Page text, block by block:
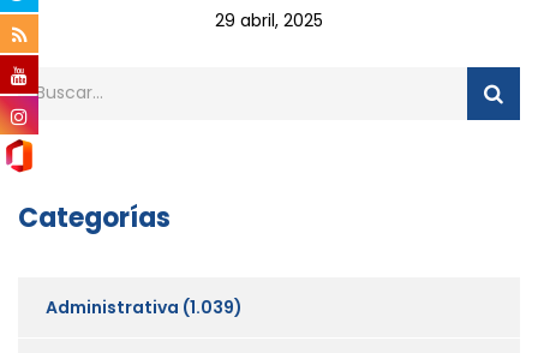
29 abril, 2025
Categorías
Administrativa (1.039)